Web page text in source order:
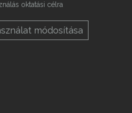
oktatási célra
módosítása